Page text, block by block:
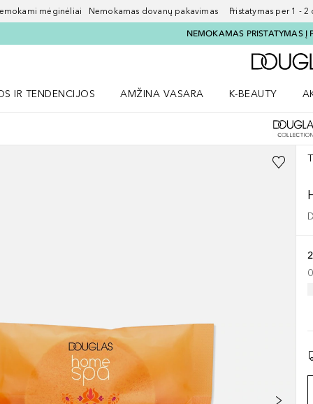
mėginėliai Nemokamas dovanų pakavimas Pristatymas per 1 - 2
NEMOKAMAS PRISTATYMAS Į
IR TENDENCIJOS
AMŽINA VASARA
K-BEAUTY